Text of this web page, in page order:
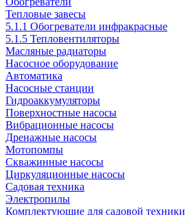
Тепловые завесы
5.1.1 Обогреватели инфракрасные
5.1.5 Тепловентиляторы
Масляные радиаторы
Насосное оборудование
Автоматика
Насосные станции
Гидроаккумуляторы
Поверхностные насосы
Вибрационные насосы
Дренажные насосы
Мотопомпы
Скважинные насосы
Циркуляционные насосы
Садовая техника
Электропилы
Комплектующие для садовой техники